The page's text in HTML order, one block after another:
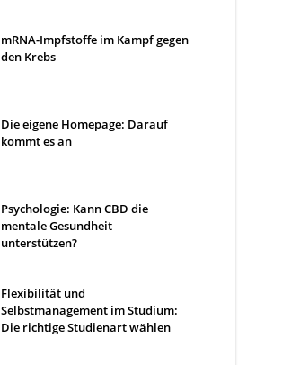
mRNA-Impfstoffe im Kampf gegen
den Krebs
Die eigene Homepage: Darauf
kommt es an
Psychologie: Kann CBD die
mentale Gesundheit
unterstützen?
Flexibilität und
Selbstmanagement im Studium:
Die richtige Studienart wählen